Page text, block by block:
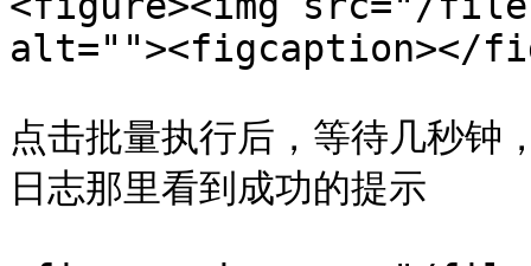
alt=""><figcaption></
点击批量执行后，等待几秒钟
日志那里看到成功的提示